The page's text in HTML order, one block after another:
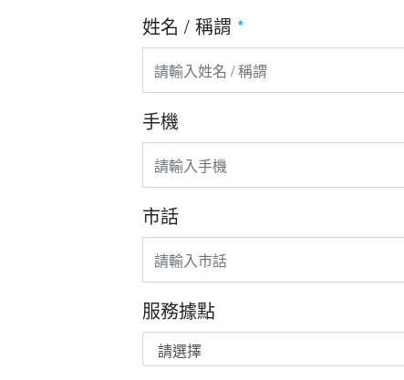
姓名 / 稱謂 *
手機
市話
服務據點